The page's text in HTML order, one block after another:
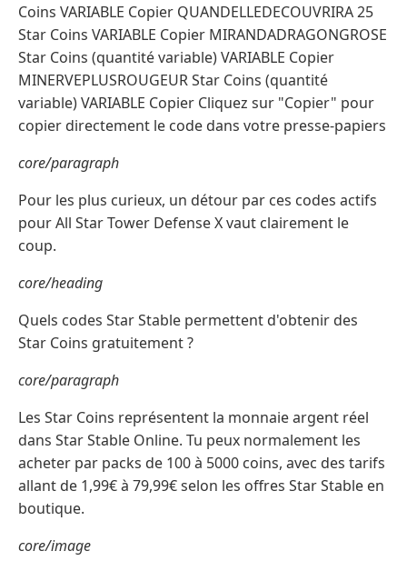
Coins VARIABLE Copier QUANDELLEDECOUVRIRA 25
Star Coins VARIABLE Copier MIRANDADRAGONGROSE
Star Coins (quantité variable) VARIABLE Copier
MINERVEPLUSROUGEUR Star Coins (quantité
variable) VARIABLE Copier Cliquez sur "Copier" pour
copier directement le code dans votre presse-papiers
core/paragraph
Pour les plus curieux, un détour par ces codes actifs
pour All Star Tower Defense X vaut clairement le
coup.
core/heading
Quels codes Star Stable permettent d'obtenir des
Star Coins gratuitement ?
core/paragraph
Les Star Coins représentent la monnaie argent réel
dans Star Stable Online. Tu peux normalement les
acheter par packs de 100 à 5000 coins, avec des tarifs
allant de 1,99€ à 79,99€ selon les offres Star Stable en
boutique.
core/image